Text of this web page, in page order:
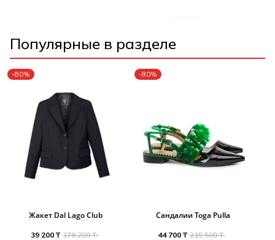
Популярные в разделе
-80%
Жакет Dal Lago Club
39 200 ₸ 178 200 ₸
-80%
Сандалии Toga Pulla
44 700 ₸ 215 500 ₸